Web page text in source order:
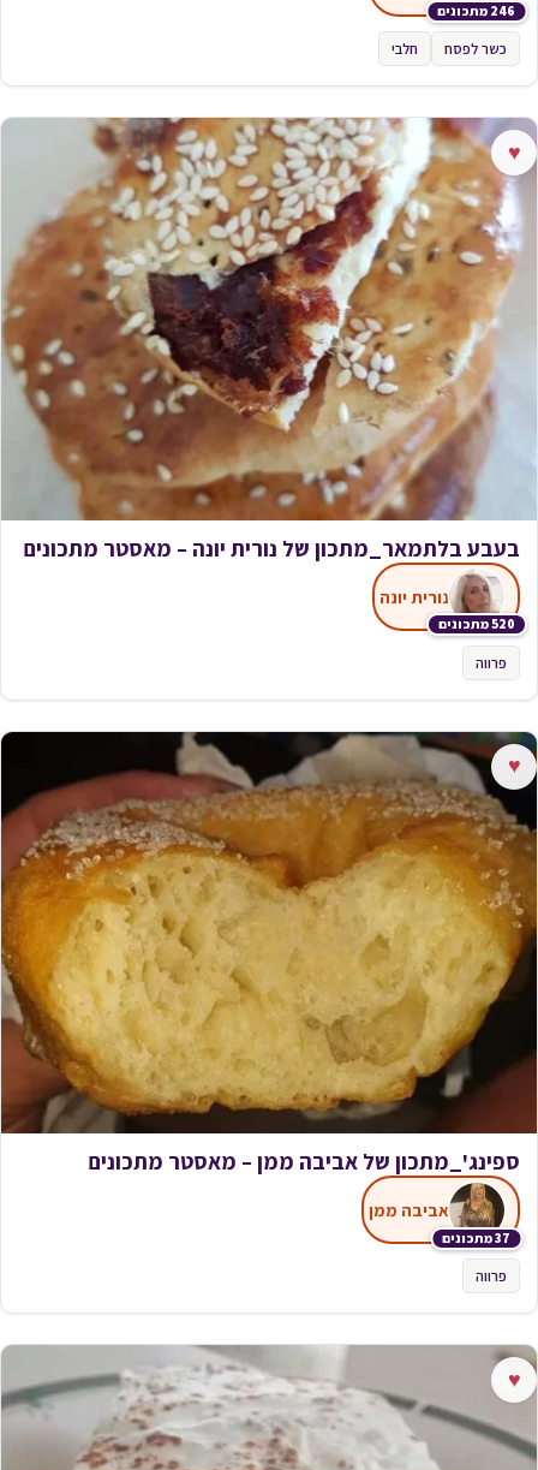
246 מתכונים
כשר לפסח חלבי
♥
בעבע בלתמאר_מתכון של נורית יונה – מאסטר מתכונים
520 מתכונים
נורית יונה
פרווה
♥
ספינג'_מתכון של אביבה ממן – מאסטר מתכונים
37 מתכונים
אביבה ממן
פרווה
♥